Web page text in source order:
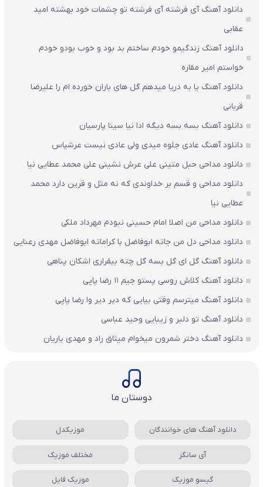
دانلود آهنگ آی فرشته آی فرشته تو چشمات خود بهشته امید
عقابی
دانلود آهنگ زندگیمو خودم ساختم بد بود و خوب بودو خودم
خواستم امیر مقاره
دانلود آهنگ یا به دریا میدهم گل های باران‌ خورده ام را علیرضا
قربانی
دانلود آهنگ بسه بسه دیگه ادا نیا سینا پارسیان
دانلود آهنگ عادی جلوه میدی ولی عادی نیست عرشیاس
دانلود مداحی حبل متینی علی عرش نشینی علی محمد عطایی نیا
دانلود مداحی و قسم بر خداوندی که نه مثل و قرین دارد محمد
عطایی نیا
دانلود مداحی من اصلا امام حسینی نبودم مهرداد ملکی
دانلود مداحی دل من جاته ابوفاضل با کراماته ابوفاضل مهدی رعنایی
دانلود آهنگ گل ای گل بسه گل چته بیقراری اشکان پناهی
دانلود آهنگ کلاش روسی پستو جیم ۱۱ رضا پاپی
دانلود آهنگ میترسم وقتی بیایی که دیر دیر وا رضا پاپی
دانلود آهنگ تو دلبر و زیبایی وحید عباسی
دانلود آهنگ دختر شمرون میخوام میثاق راد و مهدی یاریان
دوستان ما
دانلود آهنگ های خوانندگان موزیکدل
آی سانگز مختلف موزیک
گیسو موزیک موزیک فایل